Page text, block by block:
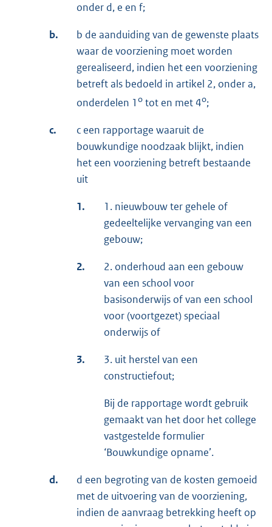
onder d, e en f;
b.
b de aanduiding van de gewenste plaats
waar de voorziening moet worden
gerealiseerd, indien het een voorziening
betreft als bedoeld in artikel 2, onder a,
onderdelen 1 o tot en met 4o;
c.
c een rapportage waaruit de
bouwkundige noodzaak blijkt, indien
het een voorziening betreft bestaande
uit
1.
1. nieuwbouw ter gehele of
gedeeltelijke vervanging van een
gebouw;
2.
2. onderhoud aan een gebouw
van een school voor
basisonderwijs of van een school
voor (voortgezet) speciaal
onderwijs of
3.
3. uit herstel van een
constructiefout;
Bij de rapportage wordt gebruik
gemaakt van het door het college
vastgestelde formulier
‘Bouwkundige opname’.
d.
d een begroting van de kosten gemoeid
met de uitvoering van de voorziening,
indien de aanvraag betrekking heeft op